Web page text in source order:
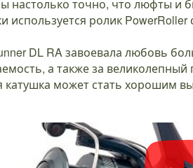
настолько точно, что люфты и
используется ролик
DL RA завоевала любовь
а также за
катушка может стать хорошим